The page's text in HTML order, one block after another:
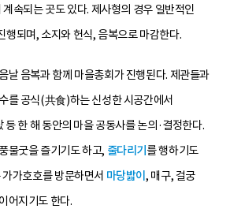
속되는 곳도 있다. 제사형의 경우 일반적인
행되며, 소지와 헌식, 음복으로 마감한다.
날 음복과 함께 마을총회가 진행된다. 제관들과
를 공식(共食)하는 신성한 시공간에서
등 한 해 동안의 마을 공동사를 논의·결정한다.
물굿을 즐기기도 하고, 줄다리기 를 행하기도
가호호를 방문하면서 마당밟이, 매구, 걸궁
어지기도 한다.